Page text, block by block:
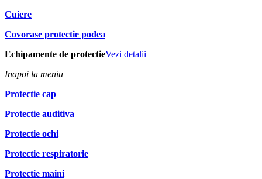
Cuiere
Covorase protectie podea
Echipamente de protectieVezi detalii
Inapoi la meniu
Protectie cap
Protectie auditiva
Protectie ochi
Protectie respiratorie
Protectie maini